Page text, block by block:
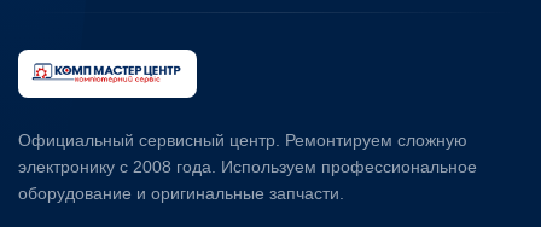
Официальный сервисный центр. Ремонтируем сложную
электронику с 2008 года. Используем профессиональное
оборудование и оригинальные запчасти.